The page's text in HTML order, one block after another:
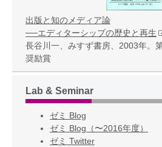
出版と知のメディア論
──エディターシップの歴史と再生
長谷川一、みすず書房、2003年。
奨励賞
Lab & Seminar
ゼミ Blog
ゼミ Blog（〜2016年度）
ゼミ Twitter